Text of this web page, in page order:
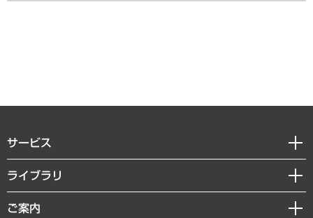
サービス
経営戦略
組織・人事戦略
デジタルイノベーション
ライブラリ
経済調査
ご案内